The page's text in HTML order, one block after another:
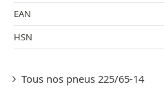
EAN
HSN
Tous nos pneus 225/65-14